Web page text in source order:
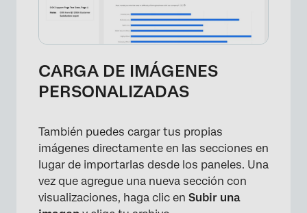
CARGA DE IMÁGENES
PERSONALIZADAS
También puedes cargar tus propias
imágenes directamente en las secciones en
lugar de importarlas desde los paneles. Una
vez que agregue una nueva sección con
visualizaciones, haga clic en Subir una